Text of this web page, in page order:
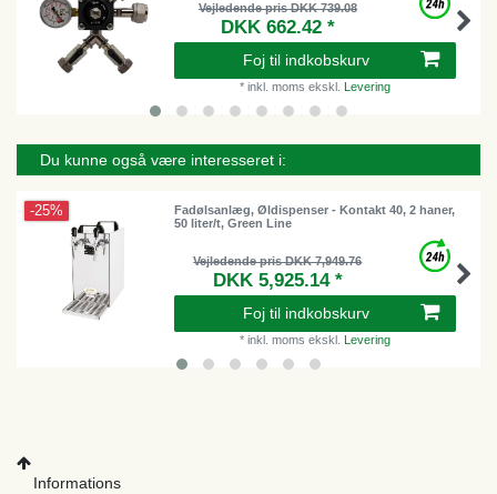
Vejledende pris DKK 739.08
DKK 662.42 *
Foj til indkobskurv
* inkl. moms ekskl. Levering
Du kunne også være interesseret i:
-25%
Fadølsanlæg, Øldispenser - Kontakt 40, 2 haner,
50 liter/t, Green Line
Vejledende pris DKK 7,949.76
DKK 5,925.14 *
Foj til indkobskurv
* inkl. moms ekskl. Levering
Informations